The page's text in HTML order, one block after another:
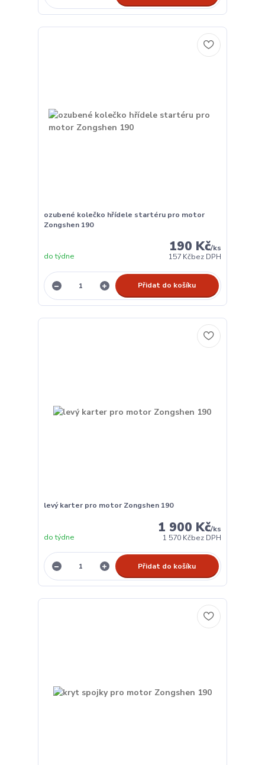
ozubené kolečko hřídele startéru pro motor
Zongshen 190
190 Kč/ks
157 Kčbez DPH
do týdne
Přidat do košíku
levý karter pro motor Zongshen 190
1 900 Kč/ks
1 570 Kčbez DPH
do týdne
Přidat do košíku